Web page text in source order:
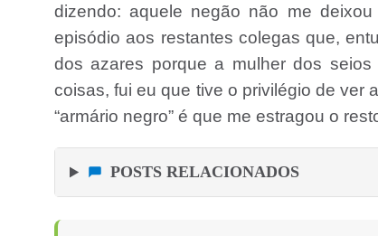
dizendo: aquele negão não me
episódio aos restantes colegas que,
dos azares porque a mulher dos
coisas, fui eu que tive o privilégio de ver
“armário negro” é que me estragou o
POSTS RELACIONADOS